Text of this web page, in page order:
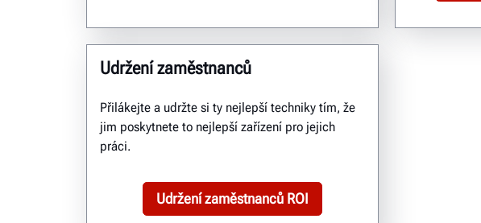
Udržení zaměstnanců
Přilákejte a udržte si ty nejlepší techniky tím, že
jim poskytnete to nejlepší zařízení pro jejich
práci.
Udržení zaměstnanců ROI